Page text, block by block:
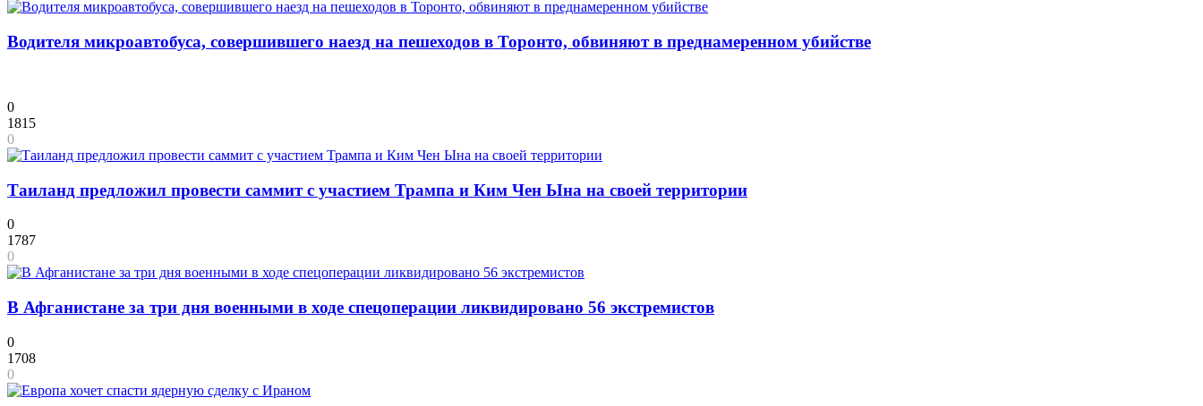
Водителя микроавтобуса, совершившего наезд на пешеходов в Торонто, обвиняют в преднамеренном убийстве
0
1815
0
Таиланд предложил провести саммит с участием Трампа и Ким Чен Ына на своей территории
0
1787
0
В Афганистане за три дня военными в ходе спецоперации ликвидировано 56 экстремистов
0
1708
0